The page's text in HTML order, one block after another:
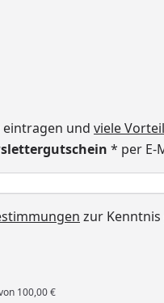
eintragen und viele
* per E-
zur
100,00 €